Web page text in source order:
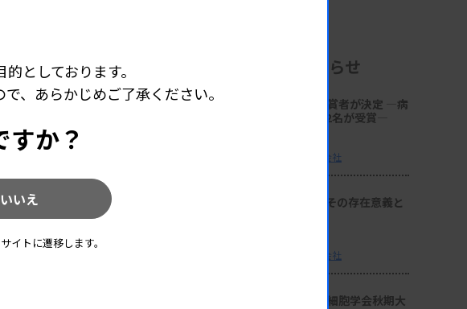
対策や幅広い容
ルをラインアッ
。
委託会社専用容
企業からのお知らせ
第18回「サクラ病理技術賞」受賞者が決定 ―病
理技術の発展と伝承に貢献する2名が受賞―
サクラファインテックジャパン株式会社
座談会：『サクラ病理技術賞』その存在意義と
サクラファインテックジャパン株式会社
セミナー動画：第64回日本臨床細胞学会秋期大
としております。
、あらかじめご了承ください。
か？
いいえ
トに遷移します。